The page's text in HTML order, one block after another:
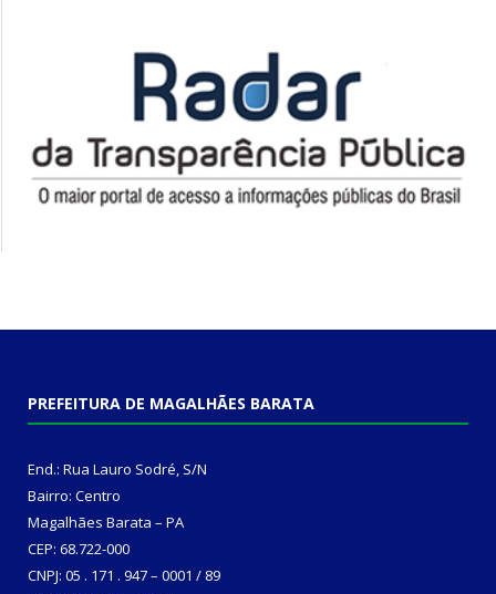
PREFEITURA DE MAGALHÃES BARATA
End.: Rua Lauro Sodré, S/N
Bairro: Centro
Magalhães Barata – PA
CEP: 68.722-000
CNPJ: 05 . 171 . 947 – 0001 / 89